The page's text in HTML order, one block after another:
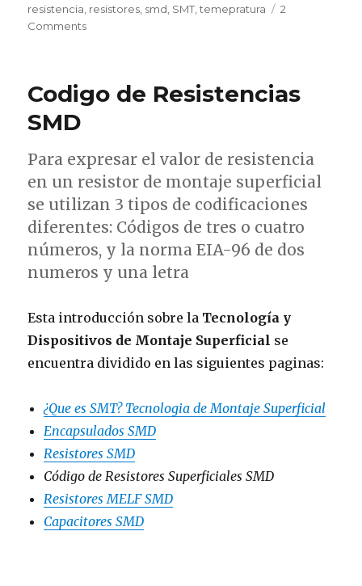
resistencia, resistores, smd, SMT,temepratura
2
Comments
Codigo de Resistencias
SMD
Para expresar el valor de resistencia
en un resistor de montaje superficial
se utilizan 3 tipos de codificaciones
diferentes: Códigos de tres o cuatro
números, y la norma EIA-96 de dos
numeros y una letra
Esta introducción sobre la Tecnología y
Dispositivos de Montaje Superficial se
encuentra dividido en las siguientes paginas:
¿Que es SMT? Tecnologia de Montaje Superficial
Encapsulados SMD
Resistores SMD
Código de Resistores Superficiales SMD
Resistores MELF SMD
Capacitores SMD